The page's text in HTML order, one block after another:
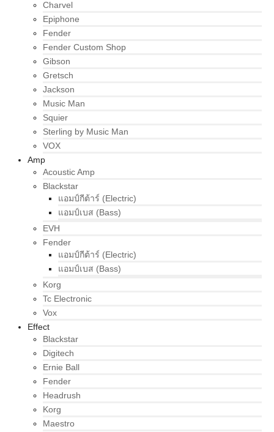
Charvel
Epiphone
Fender
Fender Custom Shop
Gibson
Gretsch
Jackson
Music Man
Squier
Sterling by Music Man
VOX
Amp
Acoustic Amp
Blackstar
แอมป์กีต้าร์ (Electric)
แอมป์เบส (Bass)
EVH
Fender
แอมป์กีต้าร์ (Electric)
แอมป์เบส (Bass)
Korg
Tc Electronic
Vox
Effect
Blackstar
Digitech
Ernie Ball
Fender
Headrush
Korg
Maestro